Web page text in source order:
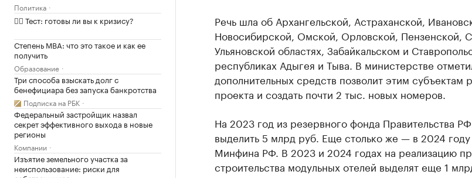
Политика
✍🏻 Тест: готовы ли вы к кризису?
Степень MBA: что это такое и как ее
получить
Образование
Три способа взыскать долг с
бенефициара без запуска банкротства
Подписка на РБК
Федеральный застройщик назвал
секрет эффективного выхода в новые
регионы
Компании
Изъятие земельного участка за
неиспользование: риски для
Речь шла об Архангельской, Астраханской,
Новосибирской, Омской, Орловской, Пензенской,
Ульяновской областях, Забайкальском и
республиках Адыгея и Тыва. В министерстве
дополнительных средств позволит этим субъектам
проекта и создать почти 2 тыс. новых номеров.
На 2023 год из резервного фонда Правительства
выделить 5 млрд руб. Еще столько же — в 2024 году
Минфина РФ. В 2023 и 2024 годах на реализацию
строительства модульных отелей выделят еще 1